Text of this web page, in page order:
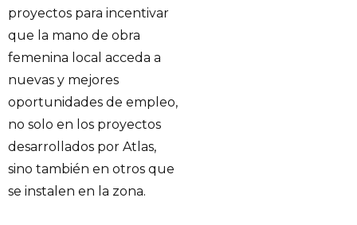
proyectos para incentivar
que la mano de obra
femenina local acceda a
nuevas y mejores
oportunidades de empleo,
no solo en los proyectos
desarrollados por Atlas,
sino también en otros que
se instalen en la zona.